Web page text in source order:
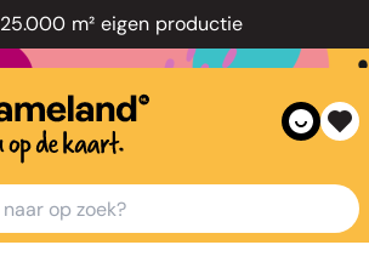
25.000 m² eigen productie